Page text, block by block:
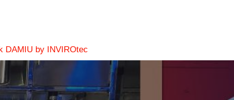
DAMIU by INVIROtec